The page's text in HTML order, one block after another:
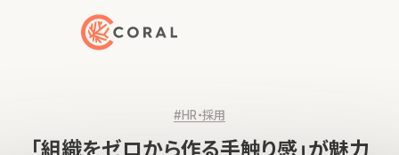
トップページへ戻る
#HR・採用
「組織をゼロから作る手触り感」が魅力